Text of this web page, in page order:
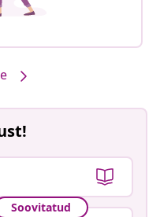
Soovitatud